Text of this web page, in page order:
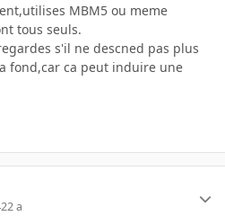
MBM5 ou meme
tous seuls.
s'il ne descned pas plus
fond,car ca peut induire une
22 a